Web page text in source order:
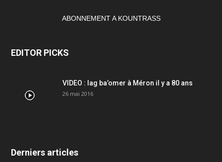
ABONNEMENT A KOUNTRASS
EDITOR PICKS
VIDEO : lag ba’omer à Méron il y a 80 ans
26 mai 2016
Derniers articles